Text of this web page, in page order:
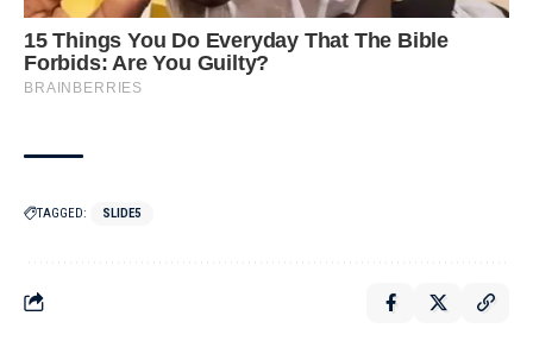
TAGGED: SLIDE5